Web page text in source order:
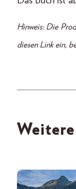
Hinweis: Die
diesen Link ein,